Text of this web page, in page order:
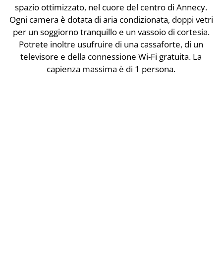
spazio ottimizzato, nel cuore del centro di Annecy.
Ogni camera è dotata di aria condizionata, doppi vetri
per un soggiorno tranquillo e un vassoio di cortesia.
Potrete inoltre usufruire di una cassaforte, di un
televisore e della connessione Wi-Fi gratuita. La
capienza massima è di 1 persona.